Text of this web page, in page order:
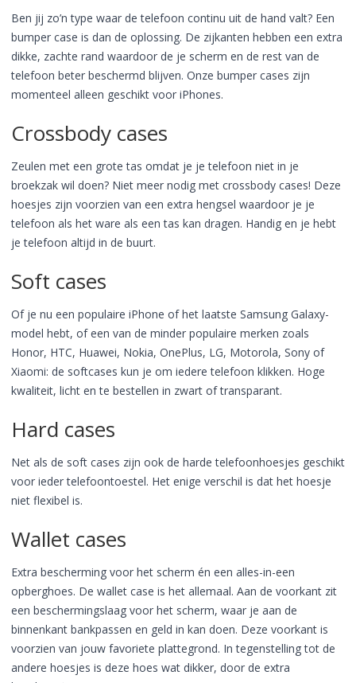
Ben jij zo’n type waar de telefoon continu uit de hand valt? Een
bumper case is dan de oplossing. De zijkanten hebben een extra
dikke, zachte rand waardoor de je scherm en de rest van de
telefoon beter beschermd blijven. Onze bumper cases zijn
momenteel alleen geschikt voor iPhones.
Crossbody cases
Zeulen met een grote tas omdat je je telefoon niet in je
broekzak wil doen? Niet meer nodig met crossbody cases! Deze
hoesjes zijn voorzien van een extra hengsel waardoor je je
telefoon als het ware als een tas kan dragen. Handig en je hebt
je telefoon altijd in de buurt.
Soft cases
Of je nu een populaire iPhone of het laatste Samsung Galaxy-
model hebt, of een van de minder populaire merken zoals
Honor, HTC, Huawei, Nokia, OnePlus, LG, Motorola, Sony of
Xiaomi: de softcases kun je om iedere telefoon klikken. Hoge
kwaliteit, licht en te bestellen in zwart of transparant.
Hard cases
Net als de soft cases zijn ook de harde telefoonhoesjes geschikt
voor ieder telefoontoestel. Het enige verschil is dat het hoesje
niet flexibel is.
Wallet cases
Extra bescherming voor het scherm én een alles-in-een
opberghoes. De wallet case is het allemaal. Aan de voorkant zit
een beschermingslaag voor het scherm, waar je aan de
binnenkant bankpassen en geld in kan doen. Deze voorkant is
voorzien van jouw favoriete plattegrond. In tegenstelling tot de
andere hoesjes is deze hoes wat dikker, door de extra